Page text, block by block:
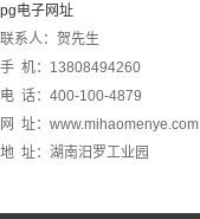
pg电子网址
联系人：贺先生
手 机：13808494260
电 话：400-100-4879
网 址：www.mihaomenye.com
地 址：湖南汨罗工业园